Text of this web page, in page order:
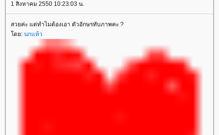
1 สิงหาคม 2550 10:23:03 น.
สวยค่ะ แต่ทำไมต้องเอา ตัวอักษรทับภาพคะ ?
ดย: นกแห้ว